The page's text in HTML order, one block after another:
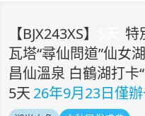
【BJX243XS】
特
瓦塔“尋仙問道”仙女
昌仙溫泉 白鶴湖打卡
5天 26年9月23日僅